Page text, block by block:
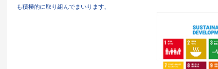
も積極的に取り組んでまいります。